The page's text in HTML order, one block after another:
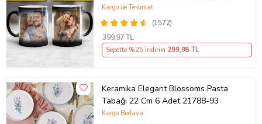
Sevgiliye Hediye Anneye Babaya
Ablaya Abiye Kız Erkek Kardeşe
Arkadaşa Resimli Günü Yıl Dönümü
Hediyesi
(1572)
Kargo ile Teslimat
399,97 TL
Sepette %25 İndirim 299,98 TL
Keramika Elegant Blossoms Pasta
Tabağı 22 Cm 6 Adet 21788-93
Kargo Bedava